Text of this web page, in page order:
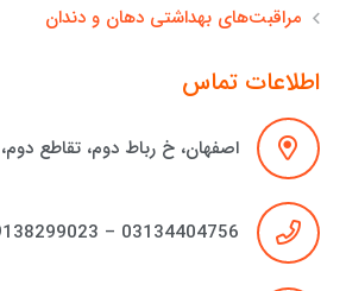
مراقبت‌های بهداشتی دهان و دندان
اطلاعات تماس
اصفهان، خ رباط دوم، تقاطع دوم،
03134404756 – 09138299023